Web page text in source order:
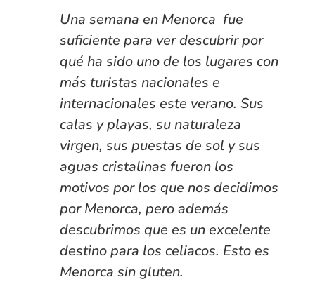
Una semana en Menorca fue
suficiente para ver descubrir por
qué ha sido uno de los lugares con
más turistas nacionales e
internacionales este verano. Sus
calas y playas, su naturaleza
virgen, sus puestas de sol y sus
aguas cristalinas fueron los
motivos por los que nos decidimos
por Menorca, pero además
descubrimos que es un excelente
destino para los celiacos. Esto es
Menorca sin gluten.